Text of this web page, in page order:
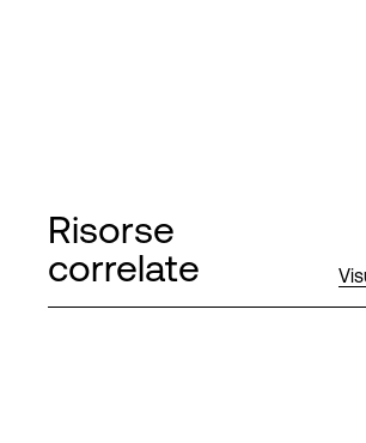
Risorse
correlate